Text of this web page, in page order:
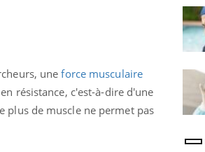
uneforce musculaire
résistance, c'est-à-dire d'une
plus de muscle ne permet pas